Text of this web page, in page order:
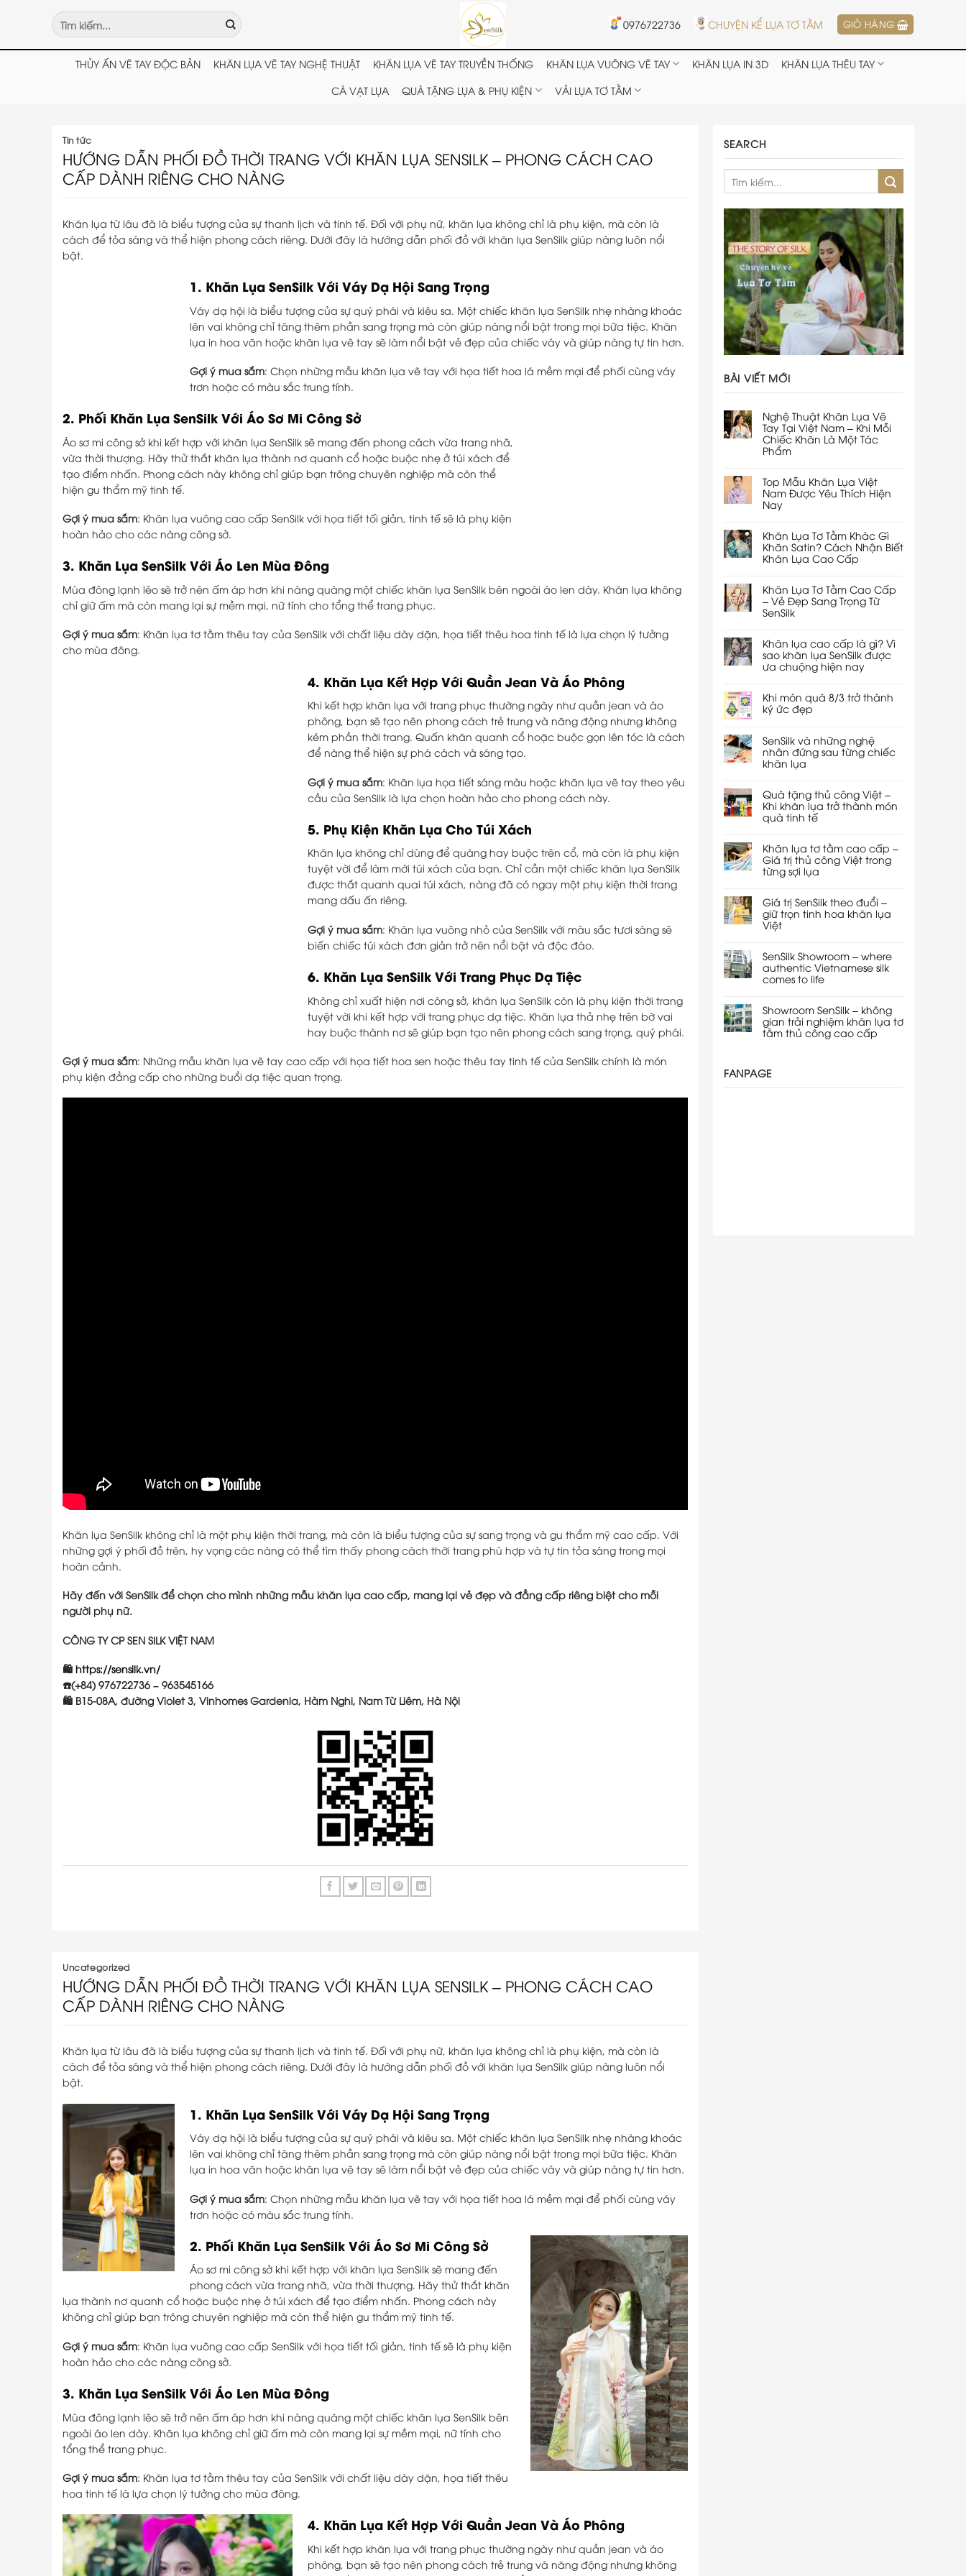
dung
Tìm
kiếm:
0976722736 CHUYỆN KỂ LỤA TƠ TẰM GIỎ HÀNG
THỦY ẤN VẼ TAY ĐỘC BẢN KHĂN LỤA VẼ TAY NGHỆ THUẬT KHĂN LỤA VẼ TAY TRUYỀN THỐNG KHĂN LỤA VUÔNG VẼ TAY KHĂN LỤA IN 3D
KHĂN LỤA THÊU TAY
CÀ VẠT LỤA
QUÀ TẶNG LỤA & PHỤ KIỆN VẢI LỤA TƠ TẰM
Tin tức
HƯỚNG DẪN PHỐI ĐỒ THỜI TRANG VỚI KHĂN LỤA SENSILK – PHONG CÁCH CAO
CẤP DÀNH RIÊNG CHO NÀNG
Khăn lụa từ lâu đã là biểu tượng của sự thanh lịch và tinh tế. Đối với phụ nữ, khăn lụa không chỉ là phụ kiện, mà còn là
cách để tỏa sáng và thể hiện phong cách riêng. Dưới đây là hướng dẫn phối đồ với khăn lụa SenSilk giúp nàng luôn nổi
bật.
1. Khăn Lụa SenSilk Với Váy Dạ Hội Sang Trọng
Váy dạ hội là biểu tượng của sự quý phái và kiêu sa. Một chiếc khăn lụa SenSilk nhẹ nhàng khoác
lên vai không chỉ tăng thêm phần sang trọng mà còn giúp nàng nổi bật trong mọi bữa tiệc. Khăn
lụa in hoa văn hoặc khăn lụa vẽ tay sẽ làm nổi bật vẻ đẹp của chiếc váy và giúp nàng tự tin hơn.
Gợi ý mua sắm: Chọn những mẫu khăn lụa vẽ tay với họa tiết hoa lá mềm mại để phối cùng váy
trơn hoặc có màu sắc trung tính.
2. Phối Khăn Lụa SenSilk Với Áo Sơ Mi Công Sở
Áo sơ mi công sở khi kết hợp với khăn lụa SenSilk sẽ mang đến phong cách vừa trang nhã,
vừa thời thượng. Hãy thử thắt khăn lụa thành nơ quanh cổ hoặc buộc nhẹ ở túi xách để
tạo điểm nhấn. Phong cách này không chỉ giúp bạn trông chuyên nghiệp mà còn thể
hiện gu thẩm mỹ tinh tế.
Gợi ý mua sắm: Khăn lụa vuông cao cấp SenSilk với họa tiết tối giản, tinh tế sẽ là phụ kiện
hoàn hảo cho các nàng công sở.
3. Khăn Lụa SenSilk Với Áo Len Mùa Đông
Mùa đông lạnh lẽo sẽ trở nên ấm áp hơn khi nàng quàng một chiếc khăn lụa SenSilk bên ngoài áo len dày. Khăn lụa không
chỉ giữ ấm mà còn mang lại sự mềm mại, nữ tính cho tổng thể trang phục.
Gợi ý mua sắm: Khăn lụa tơ tằm thêu tay của SenSilk với chất liệu dày dặn, họa tiết thêu hoa tinh tế là lựa chọn lý tưởng
cho mùa đông.
4. Khăn Lụa Kết Hợp Với Quần Jean Và Áo Phông
Khi kết hợp khăn lụa với trang phục thường ngày như quần jean và áo
phông, bạn sẽ tạo nên phong cách trẻ trung và năng động nhưng không
kém phần thời trang. Quấn khăn quanh cổ hoặc buộc gọn lên tóc là cách
để nàng thể hiện sự phá cách và sáng tạo.
Gợi ý mua sắm: Khăn lụa họa tiết sáng màu hoặc khăn lụa vẽ tay theo yêu
cầu của SenSilk là lựa chọn hoàn hảo cho phong cách này.
5. Phụ Kiện Khăn Lụa Cho Túi Xách
Khăn lụa không chỉ dùng để quàng hay buộc trên cổ, mà còn là phụ kiện
tuyệt vời để làm mới túi xách của bạn. Chỉ cần một chiếc khăn lụa SenSilk
được thắt quanh quai túi xách, nàng đã có ngay một phụ kiện thời trang
mang dấu ấn riêng.
Gợi ý mua sắm: Khăn lụa vuông nhỏ của SenSilk với màu sắc tươi sáng sẽ
biến chiếc túi xách đơn giản trở nên nổi bật và độc đáo.
6. Khăn Lụa SenSilk Với Trang Phục Dạ Tiệc
Không chỉ xuất hiện nơi công sở, khăn lụa SenSilk còn là phụ kiện thời trang
tuyệt vời khi kết hợp với trang phục dạ tiệc. Khăn lụa thả nhẹ trên bờ vai
hay buộc thành nơ sẽ giúp bạn tạo nên phong cách sang trọng, quý phái.
Gợi ý mua sắm: Những mẫu khăn lụa vẽ tay cao cấp với họa tiết hoa sen hoặc thêu tay tinh tế của SenSilk chính là món
phụ kiện đẳng cấp cho những buổi dạ tiệc quan trọng.
Khăn lụa SenSilk không chỉ là một phụ kiện thời trang, mà còn là biểu tượng của sự sang trọng và gu thẩm mỹ cao cấp. Với
những gợi ý phối đồ trên, hy vọng các nàng có thể tìm thấy phong cách thời trang phù hợp và tự tin tỏa sáng trong mọi
hoàn cảnh.
Hãy đến với SenSilk để chọn cho mình những mẫu khăn lụa cao cấp, mang lại vẻ đẹp và đẳng cấp riêng biệt cho mỗi
người phụ nữ.
CÔNG TY CP SEN SILK VIỆT NAM
🛍 https://sensilk.vn/
☎️(+84) 976722736 – 963545166
🛍 B15-08A, đường Violet 3, Vinhomes Gardenia, Hàm Nghi, Nam Từ Liêm, Hà Nội
Uncategorized
HƯỚNG DẪN PHỐI ĐỒ THỜI TRANG VỚI KHĂN LỤA SENSILK – PHONG CÁCH CAO
CẤP DÀNH RIÊNG CHO NÀNG
Khăn lụa từ lâu đã là biểu tượng của sự thanh lịch và tinh tế. Đối với phụ nữ, khăn lụa không chỉ là phụ kiện, mà còn là
cách để tỏa sáng và thể hiện phong cách riêng. Dưới đây là hướng dẫn phối đồ với khăn lụa SenSilk giúp nàng luôn nổi
bật.
1. Khăn Lụa SenSilk Với Váy Dạ Hội Sang Trọng
Váy dạ hội là biểu tượng của sự quý phái và kiêu sa. Một chiếc khăn lụa SenSilk nhẹ nhàng khoác
lên vai không chỉ tăng thêm phần sang trọng mà còn giúp nàng nổi bật trong mọi bữa tiệc. Khăn
lụa in hoa văn hoặc khăn lụa vẽ tay sẽ làm nổi bật vẻ đẹp của chiếc váy và giúp nàng tự tin hơn.
Gợi ý mua sắm: Chọn những mẫu khăn lụa vẽ tay với họa tiết hoa lá mềm mại để phối cùng váy
trơn hoặc có màu sắc trung tính.
2. Phối Khăn Lụa SenSilk Với Áo Sơ Mi Công Sở
Áo sơ mi công sở khi kết hợp với khăn lụa SenSilk sẽ mang đến
phong cách vừa trang nhã, vừa thời thượng. Hãy thử thắt khăn
lụa thành nơ quanh cổ hoặc buộc nhẹ ở túi xách để tạo điểm nhấn. Phong cách này
không chỉ giúp bạn trông chuyên nghiệp mà còn thể hiện gu thẩm mỹ tinh tế.
Gợi ý mua sắm: Khăn lụa vuông cao cấp SenSilk với họa tiết tối giản, tinh tế sẽ là phụ kiện
hoàn hảo cho các nàng công sở.
3. Khăn Lụa SenSilk Với Áo Len Mùa Đông
Mùa đông lạnh lẽo sẽ trở nên ấm áp hơn khi nàng quàng một chiếc khăn lụa SenSilk bên
ngoài áo len dày. Khăn lụa không chỉ giữ ấm mà còn mang lại sự mềm mại, nữ tính cho
tổng thể trang phục.
Gợi ý mua sắm: Khăn lụa tơ tằm thêu tay của SenSilk với chất liệu dày dặn, họa tiết thêu
hoa tinh tế là lựa chọn lý tưởng cho mùa đông.
4. Khăn Lụa Kết Hợp Với Quần Jean Và Áo Phông
Khi kết hợp khăn lụa với trang phục thường ngày như quần jean và áo
phông, bạn sẽ tạo nên phong cách trẻ trung và năng động nhưng không
SEARCH
BÀI VIẾT MỚI
Nghệ Thuật Khăn Lụa Vẽ
Tay Tại Việt Nam – Khi Mỗi
Chiếc Khăn Là Một Tác
Phẩm
Top Mẫu Khăn Lụa Việt
Nam Được Yêu Thích Hiện
Nay
Khăn Lụa Tơ Tằm Khác Gì
Khăn Satin? Cách Nhận Biết
Khăn Lụa Cao Cấp
Khăn Lụa Tơ Tằm Cao Cấp
– Vẻ Đẹp Sang Trọng Từ
SenSilk
Khăn lụa cao cấp là gì? Vì
sao khăn lụa SenSilk được
ưa chuộng hiện nay
Khi món quà 8/3 trở thành
ký ức đẹp
SenSilk và những nghệ
nhân đứng sau từng chiếc
khăn lụa
Quà tặng thủ công Việt –
Khi khăn lụa trở thành món
quà tinh tế
Khăn lụa tơ tằm cao cấp –
Giá trị thủ công Việt trong
từng sợi lụa
Giá trị SenSilk theo đuổi –
giữ trọn tinh hoa khăn lụa
Việt
SenSilk Showroom – where
authentic Vietnamese silk
comes to life
Showroom SenSilk – không
gian trải nghiệm khăn lụa tơ
tằm thủ công cao cấp
FANPAGE